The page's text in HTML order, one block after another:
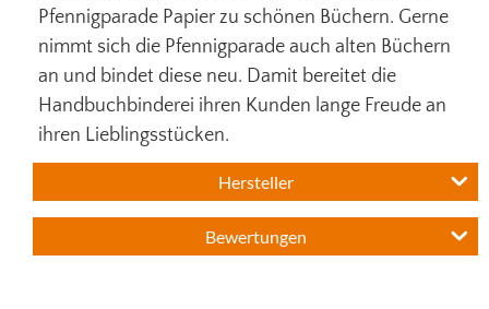
Pfennigparade Papier zu schönen Büchern. Gerne
nimmt sich die Pfennigparade auch alten Büchern
an und bindet diese neu. Damit bereitet die
Handbuchbinderei ihren Kunden lange Freude an
ihren Lieblingsstücken.
Hersteller
Bewertungen